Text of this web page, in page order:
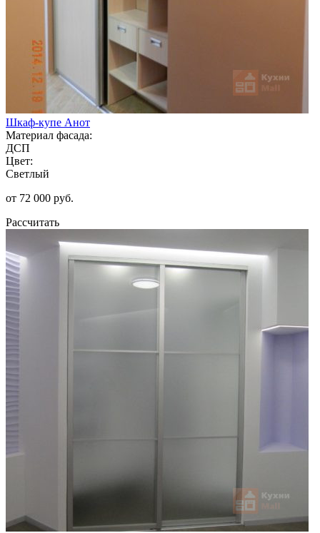
Шкаф-купе Анот
Материал фасада:
ДСП
Цвет:
Светлый
от 72 000 руб.
Рассчитать